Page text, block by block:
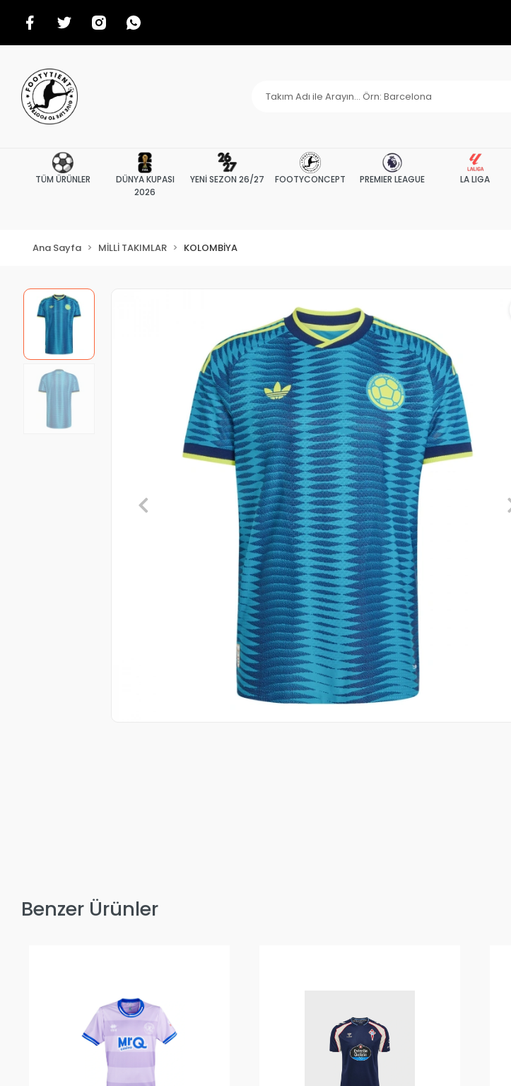
TÜM ÜRÜNLER
DÜNYA KUPASI
2026
YENİ SEZON 26/27 FOOTYCONCEPT PREMIER LEAGUE LA LIGA
Ana Sayfa MİLLİ TAKIMLAR KOLOMBİYA
Benzer Ürünler